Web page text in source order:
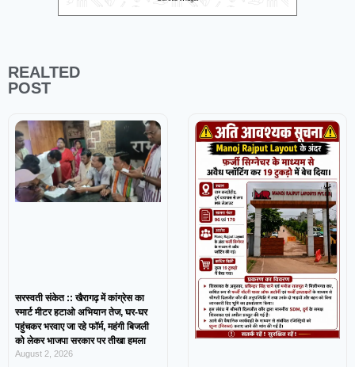
REALTED
POST
सरस्वती संकेत :: खैरागढ़ में कांग्रेस का
स्मार्ट मीटर हटाओ अभियान तेज, घर-घर
पहुंचकर भरवाए जा रहे फॉर्म, महंगी बिजली
को लेकर भाजपा सरकार पर तीखा हमला
August 2, 2026